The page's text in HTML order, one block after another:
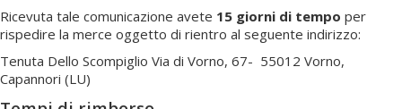
Ricevuta tale comunicazione avete 15 giorni di tempo per
rispedire la merce oggetto di rientro al seguente indirizzo:
Tenuta Dello Scompiglio Via di Vorno, 67- 55012 Vorno,
Capannori (LU)